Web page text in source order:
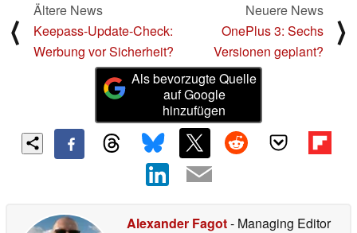
⟨
Ältere News
Keepass-Update-Check:
Werbung vor Sicherheit?
Neuere News
OnePlus 3: Sechs
Versionen geplant?
⟩
Als bevorzugte Quelle
auf Google
hinzufügen
Alexander Fagot- Managing Editor